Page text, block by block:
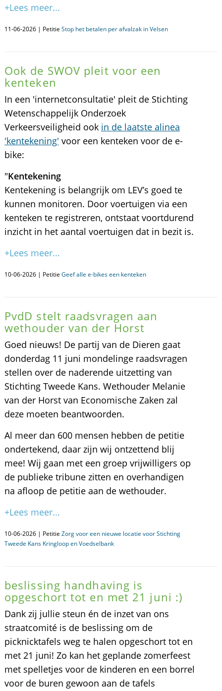
+Lees meer...
11-06-2026 | Petitie Stop het betalen per afvalzak in Velsen
Ook de SWOV pleit voor een
kenteken
In een 'internetconsultatie' pleit de Stichting
Wetenschappelijk Onderzoek
Verkeersveiligheid ook in de laatste alinea
'kentekening' voor een kenteken voor de e-
bike:
"Kentekening
Kentekening is belangrijk om LEV’s goed te
kunnen monitoren. Door voertuigen via een
kenteken te registreren, ontstaat voortdurend
inzicht in het aantal voertuigen dat in bezit is.
+Lees meer...
10-06-2026 | Petitie Geef alle e-bikes een kenteken
PvdD stelt raadsvragen aan
wethouder van der Horst
Goed nieuws! De partij van de Dieren gaat
donderdag 11 juni mondelinge raadsvragen
stellen over de naderende uitzetting van
Stichting Tweede Kans. Wethouder Melanie
van der Horst van Economische Zaken zal
deze moeten beantwoorden.
Al meer dan 600 mensen hebben de petitie
ondertekend, daar zijn wij ontzettend blij
mee! Wij gaan met een groep vrijwilligers op
de publieke tribune zitten en overhandigen
na afloop de petitie aan de wethouder.
+Lees meer...
10-06-2026 | Petitie Zorg voor een nieuwe locatie voor Stichting
Tweede Kans Kringloop en Voedselbank
beslissing handhaving is
opgeschort tot en met 21 juni :)
Dank zij jullie steun én de inzet van ons
straatcomité is de beslissing om de
picknicktafels weg te halen opgeschort tot en
met 21 juni! Zo kan het geplande zomerfeest
met spelletjes voor de kinderen en een borrel
voor de buren gewoon aan de tafels